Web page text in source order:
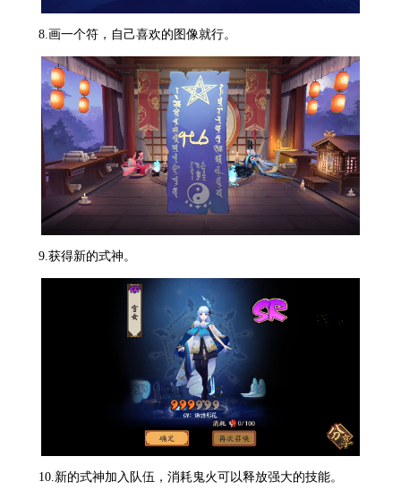
8.画一个符，自己喜欢的图像就行。
9.获得新的式神。
10.新的式神加入队伍，消耗鬼火可以释放强大的技能。